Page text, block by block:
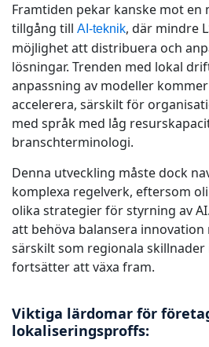
Framtiden pekar kanske mot
tillgång till AI-teknik, där mindre
möjlighet att distribuera och
lösningar. Trenden med lokal
anpassning av modeller
accelerera, särskilt för
med språk med låg
branschterminologi.
Denna utveckling måste dock
komplexa regelverk, eftersom
olika strategier för styrning av
att behöva balansera innovation
särskilt som regionala skillnader
fortsätter att växa fram.
Viktiga lärdomar för
lokaliseringsproffs: